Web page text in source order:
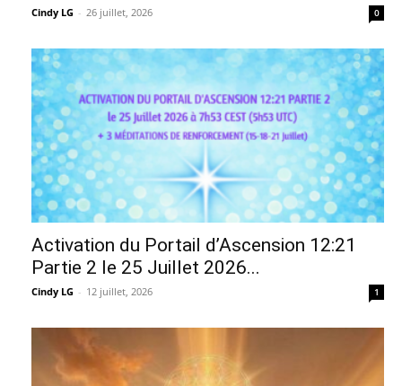
Cindy LG - 26 juillet, 2026 0
Activation du Portail d’Ascension 12:21
Partie 2 le 25 Juillet 2026...
Cindy LG - 12 juillet, 2026 1